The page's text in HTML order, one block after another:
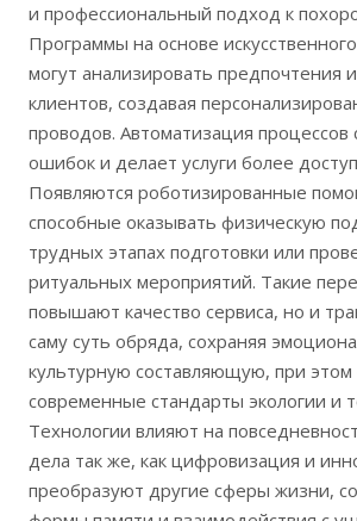
и профессиональный подход к
Программы на основе
могут анализировать предпочтения
клиентов, создавая
проводов. Автоматизация процессов
ошибок и делает услуги более
Появляются роботизированные
способные оказывать физическую
трудных этапах подготовки или
ритуальных мероприятий. Такие
повышают качество сервиса, но и
саму суть обряда, сохраняя
культурную составляющую, при этом
современные стандарты экологии и
Технологии влияют на
дела так же, как цифровизация и
преобразуют другие сферы жизни,